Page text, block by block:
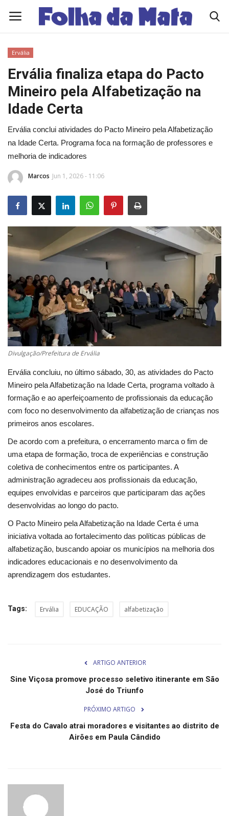
Quem Somos
Como Anunciar
Eleições 2026
Edições Diárias - NOTÍCIAS DO DIA
Polícia/Acidente
Viçosa
Cultura
UFV
Oportunidade
Sua Cidade
Tempo
Saúde
Política
Segurança Pública
Economia
Esporte
Solidariedade
Ervália
Ervália finaliza etapa do Pacto
Mineiro pela Alfabetização na
Idade Certa
Ervália conclui atividades do Pacto Mineiro pela Alfabetização
na Idade Certa. Programa foca na formação de professores e
melhoria de indicadores
Marcos Jun 1, 2026 - 11:06
Divulgação/Prefeitura de Ervália
Ervália concluiu, no último sábado, 30, as atividades do Pacto
Mineiro pela Alfabetização na Idade Certa, programa voltado à
formação e ao aperfeiçoamento de profissionais da educação
com foco no desenvolvimento da alfabetização de crianças nos
primeiros anos escolares.
De acordo com a prefeitura, o encerramento marca o fim de
uma etapa de formação, troca de experiências e construção
coletiva de conhecimentos entre os participantes. A
administração agradeceu aos profissionais da educação,
equipes envolvidas e parceiros que participaram das ações
desenvolvidas ao longo do pacto.
O Pacto Mineiro pela Alfabetização na Idade Certa é uma
iniciativa voltada ao fortalecimento das políticas públicas de
alfabetização, buscando apoiar os municípios na melhoria dos
indicadores educacionais e no desenvolvimento da
aprendizagem dos estudantes.
Tags: Ervália EDUCAÇÃO alfabetização
ARTIGO ANTERIOR
Sine Viçosa promove processo seletivo itinerante em São
José do Triunfo
PRÓXIMO ARTIGO
Festa do Cavalo atrai moradores e visitantes ao distrito de
Airões em Paula Cândido